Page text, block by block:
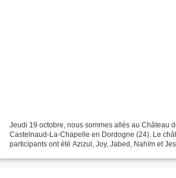
Jeudi 19 octobre, nous sommes allés au Château
Castelnaud-La-Chapelle en Dordogne (24). Le
participants ont été Azizul, Joy, Jabed, Nahïm et